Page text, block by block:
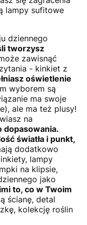
lampy sufitowe
dziennego
tworzysz
zawisnąć
- kinkiet z
oświetlenie
wyborem są
ma swoje
ale ma też plusy!
na
dopasowania.
światła i punkt,
dodatkowo
lampy
na klipsie,
jako
to, co w Twoim
ścianę, detal
kolekcję roślin